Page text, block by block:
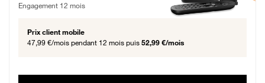
Engagement 12 mois
Prix client mobile
47,99 €/mois pendant 12 mois puis 52,99 €/mois